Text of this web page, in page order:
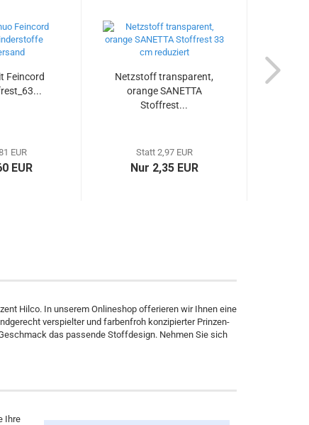
Feincord
EUR
EUR
Netzstoff transparent,
orange SANETTA
Stoffrest...
Statt 2,97 EUR
Nur 2,35 EUR
Hilco. In unserem Onlineshop offerieren wir Ihnen eine
verspielter und farbenfroh konzipierter Prinzen-
das passende Stoffdesign. Nehmen Sie sich
Ihre